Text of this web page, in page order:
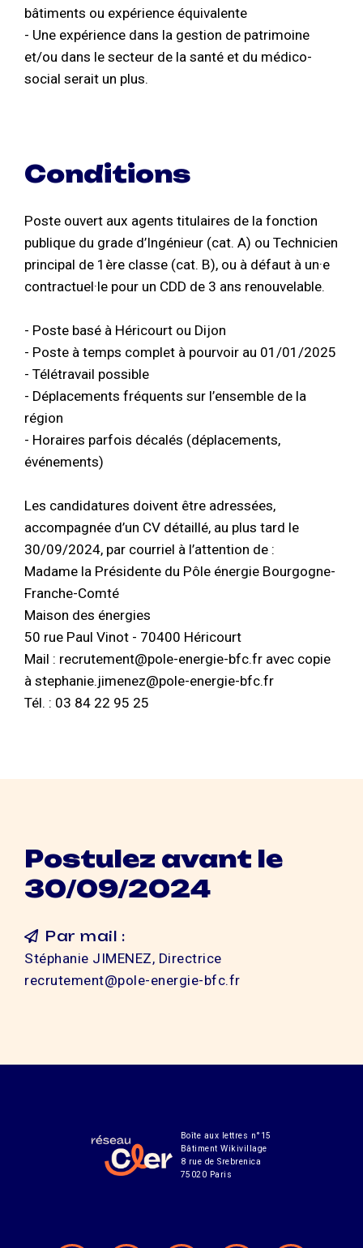
bâtiments ou expérience équivalente
- Une expérience dans la gestion de patrimoine
et/ou dans le secteur de la santé et du médico-
social serait un plus.
Conditions
Poste ouvert aux agents titulaires de la fonction
publique du grade d’Ingénieur (cat. A) ou Technicien
principal de 1ère classe (cat. B), ou à défaut à un·e
contractuel·le pour un CDD de 3 ans renouvelable.
- Poste basé à Héricourt ou Dijon
- Poste à temps complet à pourvoir au 01/01/2025
- Télétravail possible
- Déplacements fréquents sur l’ensemble de la
région
- Horaires parfois décalés (déplacements,
événements)
Les candidatures doivent être adressées,
accompagnée d’un CV détaillé, au plus tard le
30/09/2024, par courriel à l’attention de :
Madame la Présidente du Pôle énergie Bourgogne-
Franche-Comté
Maison des énergies
50 rue Paul Vinot - 70400 Héricourt
Mail : recrutement@pole-energie-bfc.fr avec copie
à stephanie.jimenez@pole-energie-bfc.fr
Tél. : 03 84 22 95 25
Postulez avant le
30/09/2024
Par mail :
Stéphanie JIMENEZ, Directrice
recrutement@pole-energie-bfc.fr
Boîte aux lettres n°15
Bâtiment Wikivillage
8 rue de Srebrenica
75020 Paris